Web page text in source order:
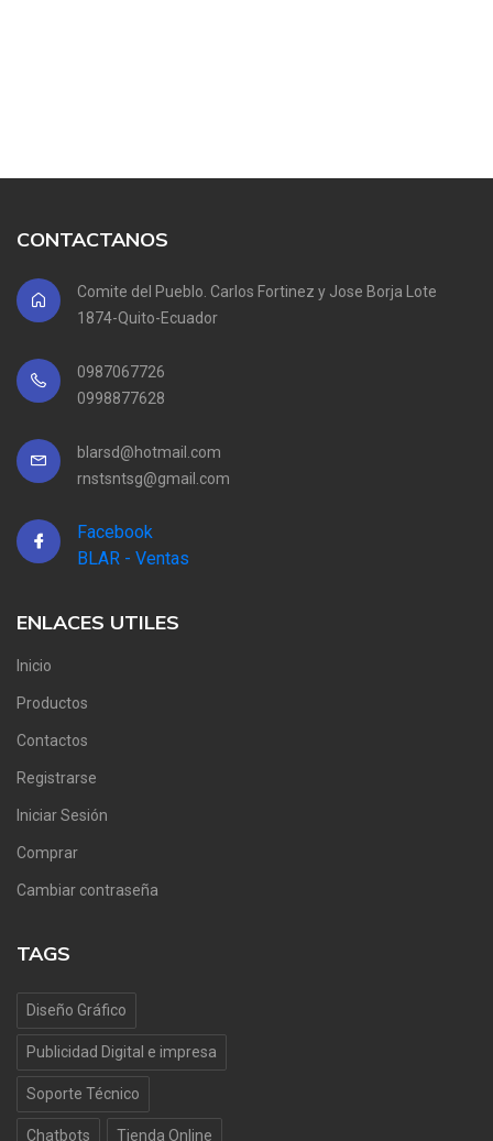
CONTACTANOS
Comite del Pueblo. Carlos Fortinez y Jose Borja Lote
1874-Quito-Ecuador
0987067726
0998877628
blarsd@hotmail.com
rnstsntsg@gmail.com
Facebook
BLAR - Ventas
ENLACES UTILES
Inicio
Productos
Contactos
Registrarse
Iniciar Sesión
Comprar
Cambiar contraseña
TAGS
Diseño Gráfico
Publicidad Digital e impresa
Soporte Técnico
Chatbots Tienda Online